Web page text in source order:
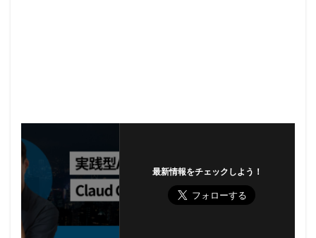
最新情報をチェックしよう！